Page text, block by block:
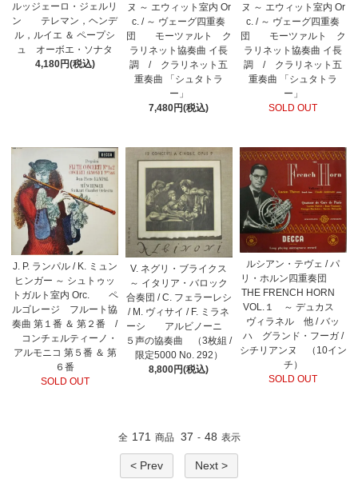
ルッジェーロ・ジェルリ
ン テレマン，ヘンデ
ル，ルイエ ＆ ペープシ
ュ オーボエ・ソナタ
4,180円(税込)
ヌ ～ エウィット室内 Or
c. / ～ ヴェーグ四重奏
団 モーツァルト ク
ラリネット協奏曲 イ長
調 / クラリネット五
重奏曲 「シュタトラ
ー」
7,480円(税込)
ヌ ～ エウィット室内 Or
c. / ～ ヴェーグ四重奏
団 モーツァルト ク
ラリネット協奏曲 イ長
調 / クラリネット五
重奏曲 「シュタトラ
ー」
SOLD OUT
J. P. ランパル / K. ミュン
ヒンガー ～ シュトゥッ
トガルト室内 Orc. ペ
ルゴレージ フルート協
奏曲 第１番 ＆ 第２番 /
コンチェルティーノ・
アルモニコ 第５番 ＆ 第
６番
SOLD OUT
V. ネグリ・ブライクス
～ イタリア・バロック
合奏団 / C. フェラーレシ
/ M. ヴィサイ / F. ミラネ
ーシ アルビノーニ
５声の協奏曲 （3枚組 /
限定5000 No. 292）
8,800円(税込)
ルシアン・テヴェ / パ
リ・ホルン四重奏団
THE FRENCH HORN
VOL.１ ～ デュカス
ヴィラネル 他 / バッ
ハ グランド・フーガ /
シチリアンヌ （10イン
チ）
SOLD OUT
全 171 商品 37 - 48 表示
< Prev Next >